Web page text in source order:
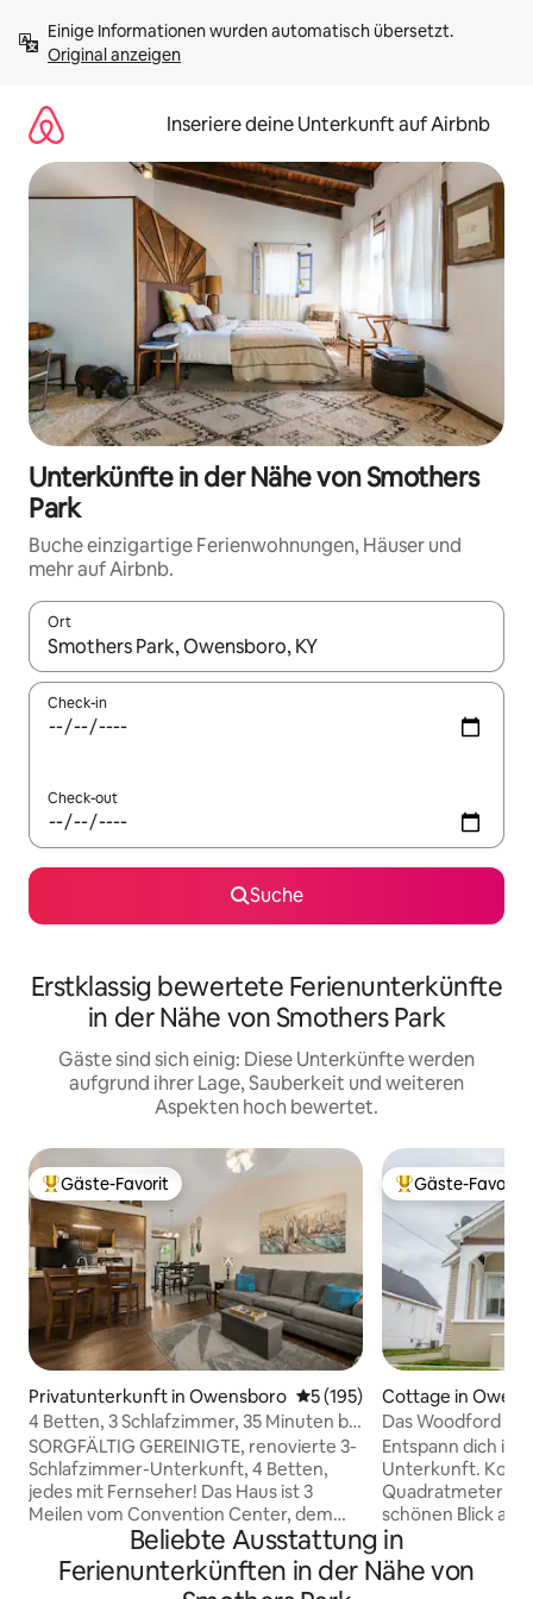
Inhalten
springenOriginal anzeigen
Inseriere deine Unterkunft auf Airbnb
Unterkünfte in der Nähe von Smothers
Park
Buche einzigartige Ferienwohnungen, Häuser und
mehr auf Airbnb.
Ort
Wenn Ergebnisse verfügbar sind, navigiere mit den
Check-in
Check-out
Suche
Erstklassig bewertete Ferienunterkünfte
in der Nähe von Smothers Park
Gäste sind sich einig: Diese Unterkünfte werden
aufgrund ihrer Lage, Sauberkeit und weiteren
Aspekten hoch bewertet.
Beliebter Gäste-Favorit.
Gäste-Favorit
Privatunterkunft in Owensboro Durchschnittliche
5 (195)
4 Betten, 3 Schlafzimmer, 35 Minuten bis
HolidayWorld/in der Nähe von Conv
Ctr/Fisher Pk
SORGFÄLTIG GEREINIGTE, renovierte 3-
Schlafzimmer-Unterkunft, 4 Betten,
jedes mit Fernseher! Das Haus ist 3
Meilen vom Convention Center, dem
Bluegrass Museum, dem
Wissenschaftsmuseum und dem
Botanischen Garten entfernt. Es ist auch
Beliebter Gäste-
Gäste-Favorit
Cottage in
Das Woodford
Entspann dich in
Unterkunft.
Quadratmeter
schönen Blick auf
Schlafzimmern, 2
Badezimmern
ausgestatteten
Beliebte Ausstattung in
Ferienunterkünften in der Nähe von